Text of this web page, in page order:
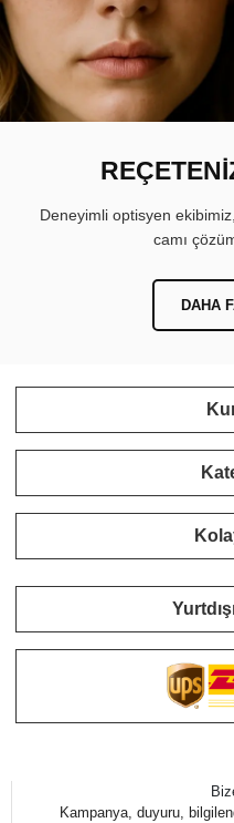
Deneyimli optisyen
camı
DAHA
Kampanya, duyuru,